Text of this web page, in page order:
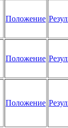
Положение
Положение
Положение